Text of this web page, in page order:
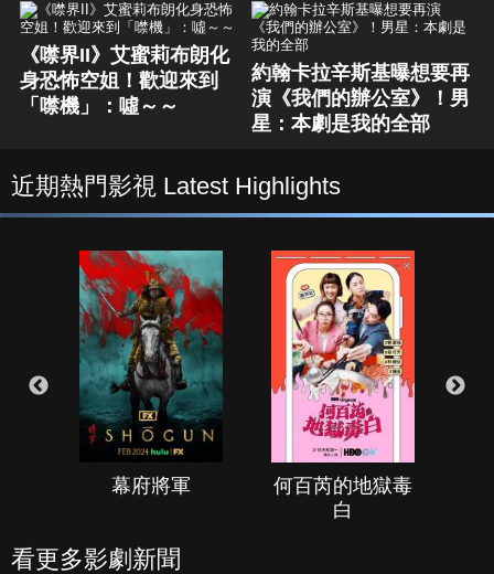
《噤界II》艾蜜莉布朗化
身恐怖空姐！歡迎來到
「噤機」：噓～～
約翰卡拉辛斯基曝想要再
演《我們的辦公室》！男
星：本劇是我的全部
近期熱門影視 Latest Highlights
幕府將軍
何百芮的地獄毒
白
看更多影劇新聞